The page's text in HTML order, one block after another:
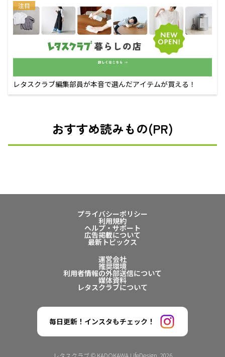
注目
レタスクラブ編集部員が本音で選んだアイテムが買える！
おすすめ読みもの(PR)
プライバシーポリシー
利用規約
ヘルプ・サポート
広告掲載について
最新トピックス
運営会社
推奨環境
利用者情報の外部送信について
媒体資料
レタスクラブについて
毎日更新！インスタもチェック！
レタスクラブ © KADOKAWA LifeDesign. 2026